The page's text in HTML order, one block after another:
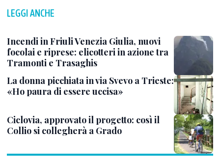
LEGGI ANCHE
Incendi in Friuli Venezia Giulia, nuovi
focolai e riprese: elicotteri in azione tra
Tramonti e Trasaghis
La donna picchiata in via Svevo a Trieste:
«Ho paura di essere uccisa»
Ciclovia, approvato il progetto: così il
Collio si collegherà a Grado